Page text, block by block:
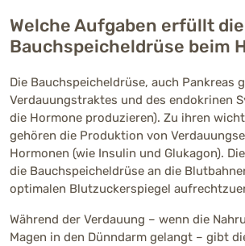
Welche Aufgaben erfüllt die
Bauchspeicheldrüse beim
Die Bauchspeicheldrüse, auch Pankreas
Verdauungstraktes und des endokrinen
die Hormone produzieren). Zu ihren
gehören die Produktion von
Hormonen (wie Insulin und Glukagon).
die Bauchspeicheldrüse an die
optimalen Blutzuckerspiegel
Während der Verdauung – wenn die
Magen in den Dünndarm gelangt – gibt